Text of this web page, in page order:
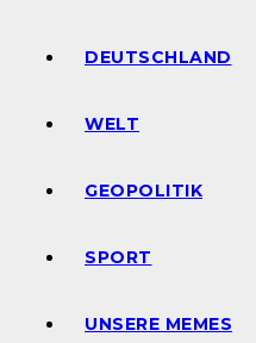
DEUTSCHLAND
WELT
GEOPOLITIK
SPORT
UNSERE MEMES